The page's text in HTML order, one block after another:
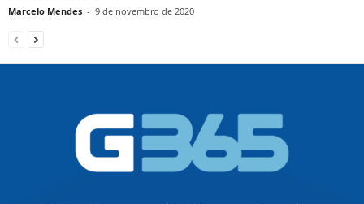
Marcelo Mendes - 9 de novembro de 2020